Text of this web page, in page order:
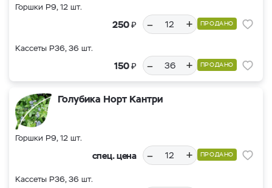
Горшки Р9, 12 шт.
250₽ – + ПРОДАНО
Кассеты Р36, 36 шт.
150₽ – + ПРОДАНО
Голубика Норт Кантри
Горшки Р9, 12 шт.
спец. цена – + ПРОДАНО
Кассеты Р36, 36 шт.